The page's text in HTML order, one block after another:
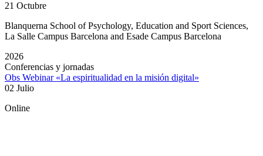
21 Octubre
Blanquerna School of Psychology, Education and Sport Sciences,
La Salle Campus Barcelona and Esade Campus Barcelona
2026
Conferencias y jornadas
Obs Webinar «La espiritualidad en la misión digital»
02 Julio
Online